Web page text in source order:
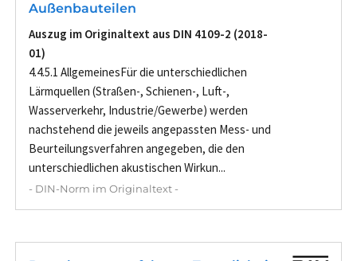
Außenbauteilen
Auszug im Originaltext aus DIN 4109-2 (2018-
01)
4.4.5.1 AllgemeinesFür die unterschiedlichen
Lärmquellen (Straßen-, Schienen-, Luft-,
Wasserverkehr, Industrie/Gewerbe) werden
nachstehend die jeweils angepassten Mess- und
Beurteilungsverfahren angegeben, die den
unterschiedlichen akustischen Wirkun...
- DIN-Norm im Originaltext -